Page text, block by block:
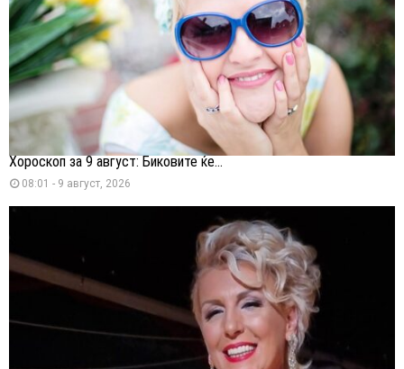
Хороскоп за 9 август: Биковите ќе...
08:01 - 9 август, 2026